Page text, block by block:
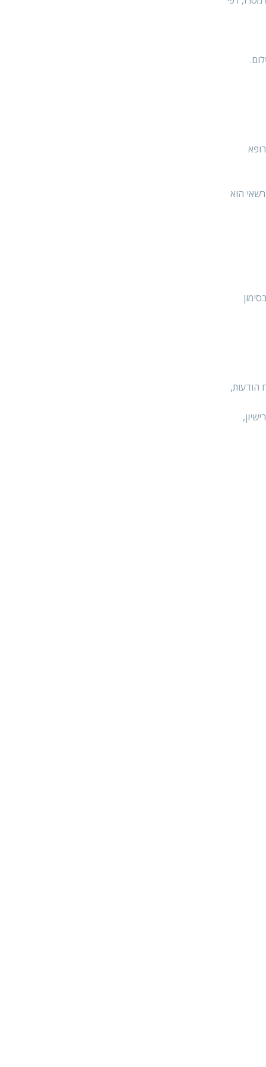
אלה, רשאי הוא
הודעות,